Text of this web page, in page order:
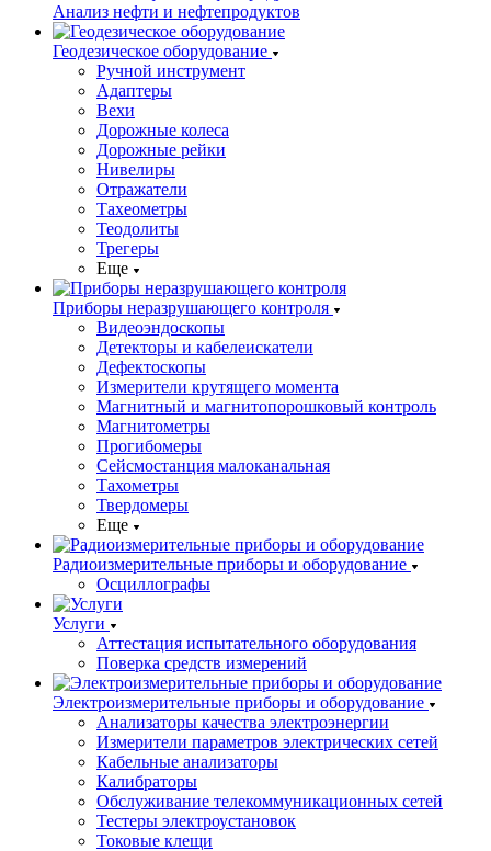
Анализ нефти и нефтепродуктов
Геодезическое оборудование
Ручной инструмент
Адаптеры
Вехи
Дорожные колеса
Дорожные рейки
Нивелиры
Отражатели
Тахеометры
Теодолиты
Трегеры
Еще
Приборы неразрушающего контроля
Видеоэндоскопы
Детекторы и кабелеискатели
Дефектоскопы
Измерители крутящего момента
Магнитный и магнитопорошковый контроль
Магнитометры
Прогибомеры
Сейсмостанция малоканальная
Тахометры
Твердомеры
Еще
Радиоизмерительные приборы и оборудование
Осциллографы
Услуги
Аттестация испытательного оборудования
Поверка средств измерений
Электроизмерительные приборы и оборудование
Анализаторы качества электроэнергии
Измерители параметров электрических сетей
Кабельные анализаторы
Калибраторы
Обслуживание телекоммуникационных сетей
Тестеры электроустановок
Токовые клещи